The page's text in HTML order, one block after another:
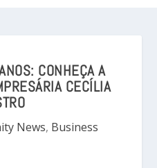
CONHEÇA A
CECÍLIA
News, Business